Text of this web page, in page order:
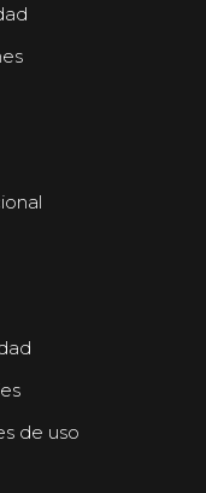
de uso